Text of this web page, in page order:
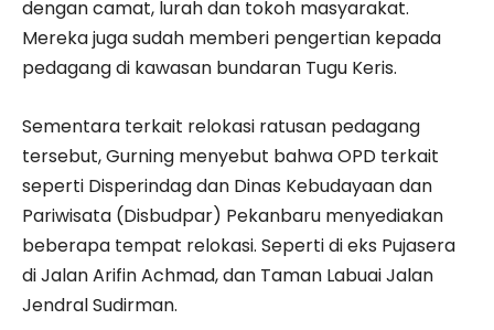
dengan camat, lurah dan tokoh masyarakat.
Mereka juga sudah memberi pengertian kepada
pedagang di kawasan bundaran Tugu Keris.
Sementara terkait relokasi ratusan pedagang
tersebut, Gurning menyebut bahwa OPD terkait
seperti Disperindag dan Dinas Kebudayaan dan
Pariwisata (Disbudpar) Pekanbaru menyediakan
beberapa tempat relokasi. Seperti di eks Pujasera
di Jalan Arifin Achmad, dan Taman Labuai Jalan
Jendral Sudirman.